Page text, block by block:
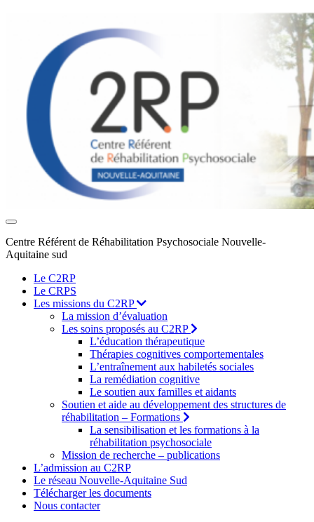
Toggle
navigation
Centre Référent de Réhabilitation Psychosociale Nouvelle-
Aquitaine sud
Le C2RP
Le CRPS
Les missions du C2RP
La mission d’évaluation
Les soins proposés au C2RP
L’éducation thérapeutique
Thérapies cognitives comportementales
L’entraînement aux habiletés sociales
La remédiation cognitive
Le soutien aux familles et aidants
Soutien et aide au développement des structures de
réhabilitation – Formations
La sensibilisation et les formations à la
réhabilitation psychosociale
Mission de recherche – publications
L’admission au C2RP
Le réseau Nouvelle-Aquitaine Sud
Télécharger les documents
Nous contacter